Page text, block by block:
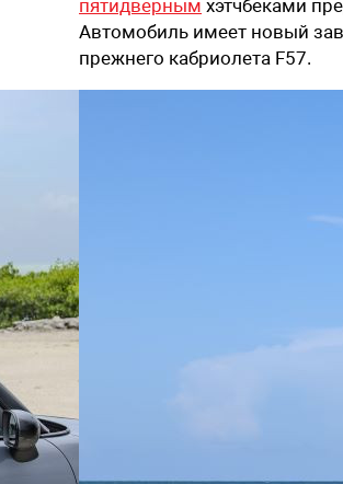
пятидверным хэтчбеками
Автомобиль имеет новый
прежнего кабриолета F57.